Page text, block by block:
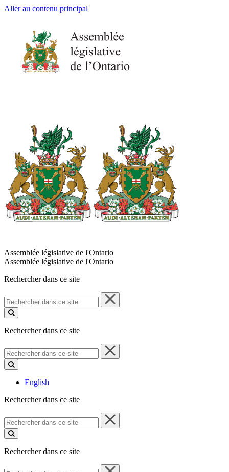
Aller au contenu principal
Assemblée législative de l'Ontario
Assemblée législative de l'Ontario
Rechercher dans ce site
Rechercher
dans
ce
Rechercher dans ce site
Rechercher
dans
ce
English
Rechercher dans ce site
Rechercher
dans
ce
Rechercher dans ce site
Rechercher